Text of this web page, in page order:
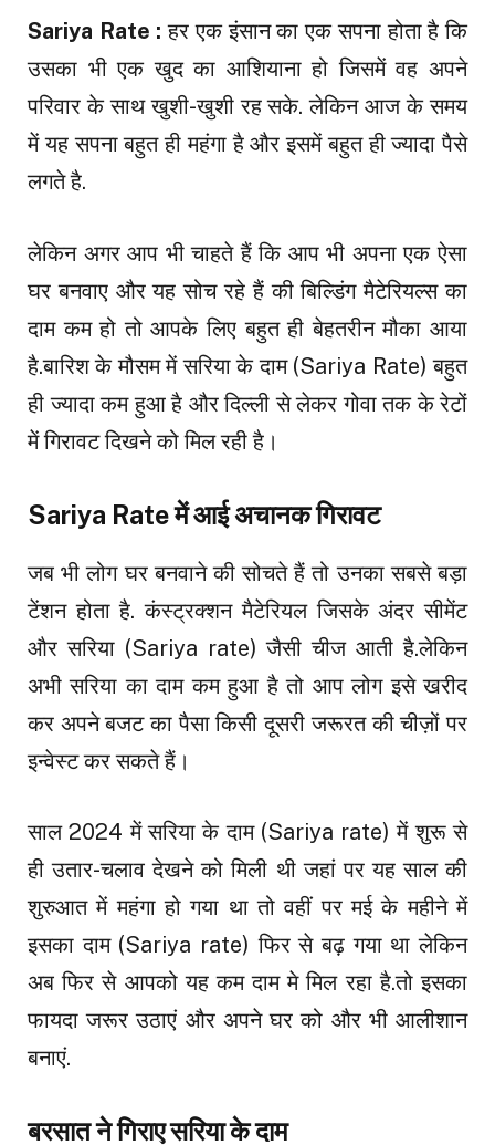
Sariya Rate :हर एक इंसान का एक सपना होता है कि
उसका भी एक खुद का आशियाना हो जिसमें वह अपने
परिवार के साथ खुशी-खुशी रह सके. लेकिन आज के समय
में यह सपना बहुत ही महंगा है और इसमें बहुत ही ज्यादा पैसे
लगते है.
लेकिन अगर आप भी चाहते हैं कि आप भी अपना एक ऐसा
घर बनवाए और यह सोच रहे हैं की बिल्डिंग मैटेरियल्स का
दाम कम हो तो आपके लिए बहुत ही बेहतरीन मौका आया
है.बारिश के मौसम में सरिया के दाम (Sariya Rate) बहुत
ही ज्यादा कम हुआ है और दिल्ली से लेकर गोवा तक के रेटों
में गिरावट दिखने को मिल रही है।
Sariya Rate में आई अचानक गिरावट
जब भी लोग घर बनवाने की सोचते हैं तो उनका सबसे बड़ा
टेंशन होता है. कंस्ट्रक्शन मैटेरियल जिसके अंदर सीमेंट
और सरिया (Sariya rate) जैसी चीज आती है.लेकिन
अभी सरिया का दाम कम हुआ है तो आप लोग इसे खरीद
कर अपने बजट का पैसा किसी दूसरी जरूरत की चीज़ों पर
इन्वेस्ट कर सकते हैं।
साल 2024 में सरिया के दाम (Sariya rate) में शुरू से
ही उतार-चलाव देखने को मिली थी जहां पर यह साल की
शुरुआत में महंगा हो गया था तो वहीं पर मई के महीने में
इसका दाम (Sariya rate) फिर से बढ़ गया था लेकिन
अब फिर से आपको यह कम दाम मे मिल रहा है.तो इसका
फायदा जरूर उठाएं और अपने घर को और भी आलीशान
बनाएं.
बरसात ने गिराए सरिया के दाम